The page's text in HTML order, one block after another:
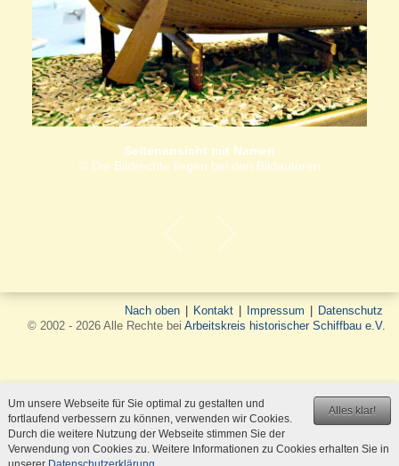
Seitenansicht mit Namen
© Die Bildrechte liegen bei den Bildautoren
Nach oben Kontakt Impressum
Datenschutz
© 2002 - 2026 Alle Rechte bei Arbeitskreis historischer Schiffbau e.V.
Alles klar!
Um unsere Webseite für Sie optimal zu gestalten und
fortlaufend verbessern zu können, verwenden wir Cookies.
Durch die weitere Nutzung der Webseite stimmen Sie der
Verwendung von Cookies zu. Weitere Informationen zu Cookies erhalten Sie in